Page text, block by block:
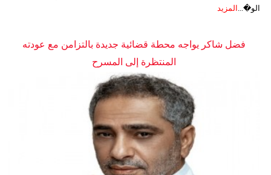
الو�...
المزيد
فضل شاكر يواجه محطة قضائية جديدة بالتزامن مع عودته
المنتظرة إلى المسرح